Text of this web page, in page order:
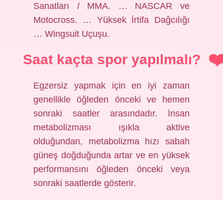
Sanatları / MMA. … NASCAR ve
Motocross. … Yüksek İrtifa Dağcılığı
… Wingsuit Uçuşu.
Saat kaçta spor yapılmalı?
Egzersiz yapmak için en iyi zaman
genellikle öğleden önceki ve hemen
sonraki saatler arasındadır. İnsan
metabolizması ışıkla aktive
olduğundan, metabolizma hızı sabah
güneş doğduğunda artar ve en yüksek
performansını öğleden önceki veya
sonraki saatlerde gösterir.